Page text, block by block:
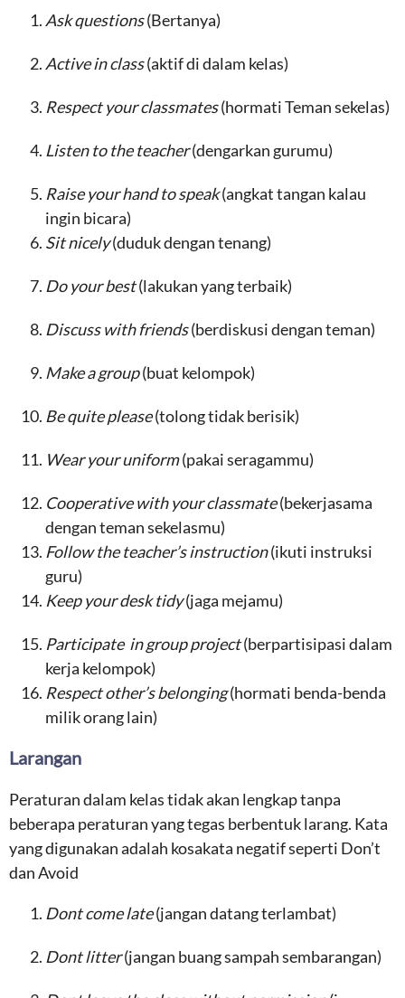
Ask questions(Bertanya)
Active in class(aktif di dalam kelas)
Respect your classmates(hormati Teman sekelas)
Listen to the teacher(dengarkan gurumu)
Raise your hand to speak(angkat tangan kalau
ingin bicara)
Sit nicely(duduk dengan tenang)
Do your best(lakukan yang terbaik)
Discuss with friends(berdiskusi dengan teman)
Make a group(buat kelompok)
Be quite please(tolong tidak berisik)
Wear your uniform(pakai seragammu)
Cooperative with your classmate(bekerjasama
dengan teman sekelasmu)
Follow the teacher’s instruction(ikuti instruksi
guru)
Keep your desk tidy(jaga mejamu)
Participate in group project(berpartisipasi dalam
kerja kelompok)
Respect other’s belonging(hormati benda-benda
milik orang lain)
Larangan
Peraturan dalam kelas tidak akan lengkap tanpa
beberapa peraturan yang tegas berbentuk larang. Kata
yang digunakan adalah kosakata negatif seperti Don’t
dan Avoid
Dont come late(jangan datang terlambat)
Dont litter(jangan buang sampah sembarangan)